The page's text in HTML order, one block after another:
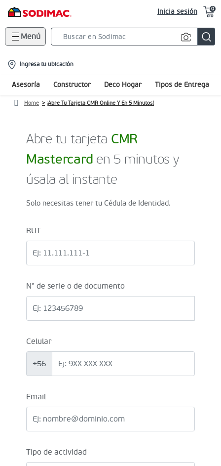
Inicia sesión 0
Menú
location-
icon
Ingresa tu ubicación
Asesoría Constructor Deco Hogar Tipos de Entrega
Home ¡Abre Tu Tarjeta CMR Online Y En 5 Minutos!
Abre tu tarjeta CMR
Mastercard en 5 minutos y
úsala al instante
Solo necesitas tener tu Cédula de Identidad.
RUT
N° de serie o de documento
Celular
+56
Email
Tipo de actividad